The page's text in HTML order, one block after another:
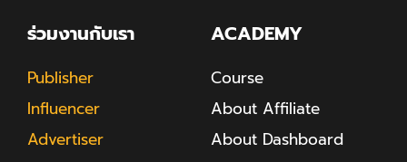
ร่วมงานกับเรา
Publisher
Influencer
Advertiser
ACADEMY
Course
About Affiliate
About Dashboard